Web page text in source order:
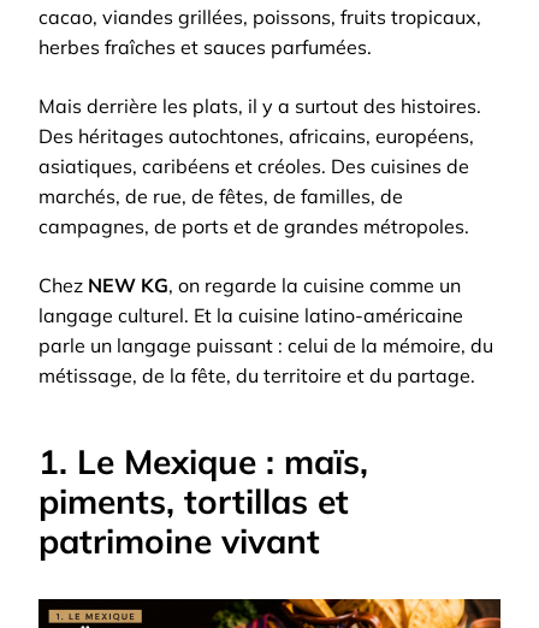
cacao, viandes grillées, poissons, fruits tropicaux,
herbes fraîches et sauces parfumées.
Mais derrière les plats, il y a surtout des histoires.
Des héritages autochtones, africains, européens,
asiatiques, caribéens et créoles. Des cuisines de
marchés, de rue, de fêtes, de familles, de
campagnes, de ports et de grandes métropoles.
Chez NEW KG, on regarde la cuisine comme un
langage culturel. Et la cuisine latino-américaine
parle un langage puissant : celui de la mémoire, du
métissage, de la fête, du territoire et du partage.
1. Le Mexique : maïs,
piments, tortillas et
patrimoine vivant